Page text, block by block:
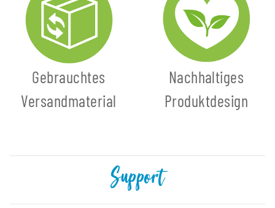
Gebrauchtes
Versandmaterial
Nachhaltiges
Produktdesign
Support